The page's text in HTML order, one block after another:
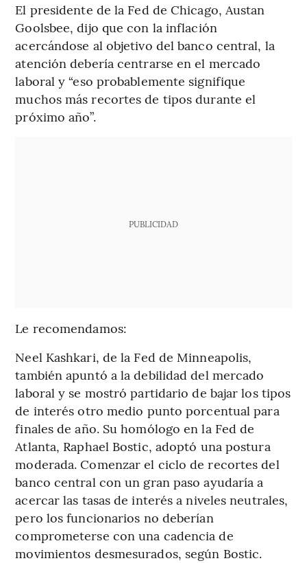
El presidente de la Fed de Chicago, Austan
Goolsbee, dijo que con la inflación
acercándose al objetivo del banco central, la
atención debería centrarse en el mercado
laboral y “eso probablemente signifique
muchos más recortes de tipos durante el
próximo año”.
PUBLICIDAD
Le recomendamos:
Neel Kashkari, de la Fed de Minneapolis,
también apuntó a la debilidad del mercado
laboral y se mostró partidario de bajar los tipos
de interés otro medio punto porcentual para
finales de año. Su homólogo en la Fed de
Atlanta, Raphael Bostic, adoptó una postura
moderada. Comenzar el ciclo de recortes del
banco central con un gran paso ayudaría a
acercar las tasas de interés a niveles neutrales,
pero los funcionarios no deberían
comprometerse con una cadencia de
movimientos desmesurados, según Bostic.